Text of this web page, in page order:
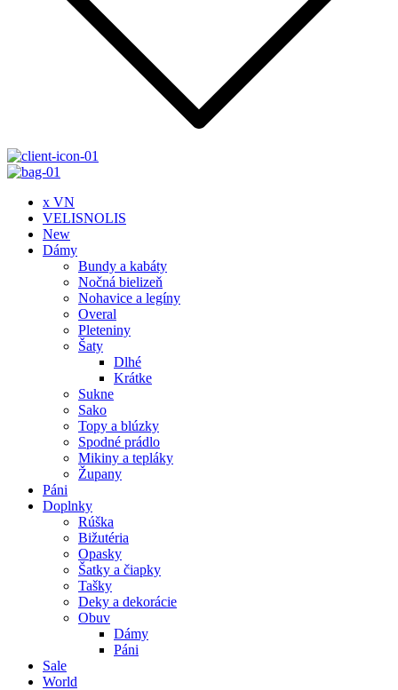
x VN
VELISNOLIS
New
Dámy
Bundy a kabáty
Nočná bielizeň
Nohavice a legíny
Overal
Pleteniny
Šaty
Dlhé
Krátke
Sukne
Sako
Topy a blúzky
Spodné prádlo
Mikiny a tepláky
Župany
Páni
Doplnky
Rúška
Bižutéria
Opasky
Šatky a čiapky
Tašky
Deky a dekorácie
Obuv
Dámy
Páni
Sale
World